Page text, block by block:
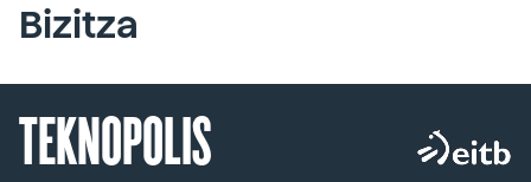
Bizitza
TEKNOPOLIS